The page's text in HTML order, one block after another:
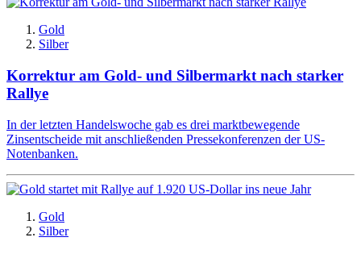
Gold
Silber
Korrektur am Gold- und Silbermarkt nach starker
Rallye
In der letzten Handelswoche gab es drei marktbewegende
Zinsentscheide mit anschließenden Pressekonferenzen der US-
Notenbanken.
Gold
Silber